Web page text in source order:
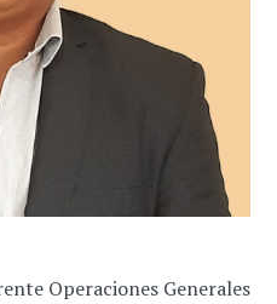
Operaciones Generales